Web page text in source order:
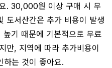
. 30,000원 이상 구매 시 무
도서산간은 추가 비용이 발생
기 때문에 기본적으로 무료
만, 지역에 따라 추가비용이
하는 것이 좋아요.